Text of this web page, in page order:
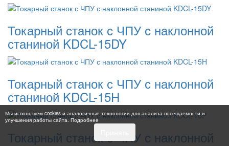
Токарный станок с ЧПУ с наклонной
станиной KDCL-15DY
Токарный станок с ЧПУ с наклонной
станиной KDCL-15H
Токарный станок с ЧПУ с наклонной
Мы используем cookies и аналогичные технологии для анализа посещаемости и
улучшения работы сайта.Подробнее